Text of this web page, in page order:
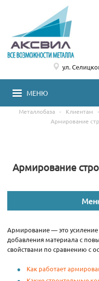
МЕНЮ
ул.
Металлобаза - Клиентам -
Армирование
Армирование
Армирование — это усиление
добавления материала с
свойствами по сравнению с
Как работает